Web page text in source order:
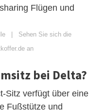
Flügen und
| Sehen Sie sich die
an
bei Delta?
Sitz verfügt über eine
Fußstütze und